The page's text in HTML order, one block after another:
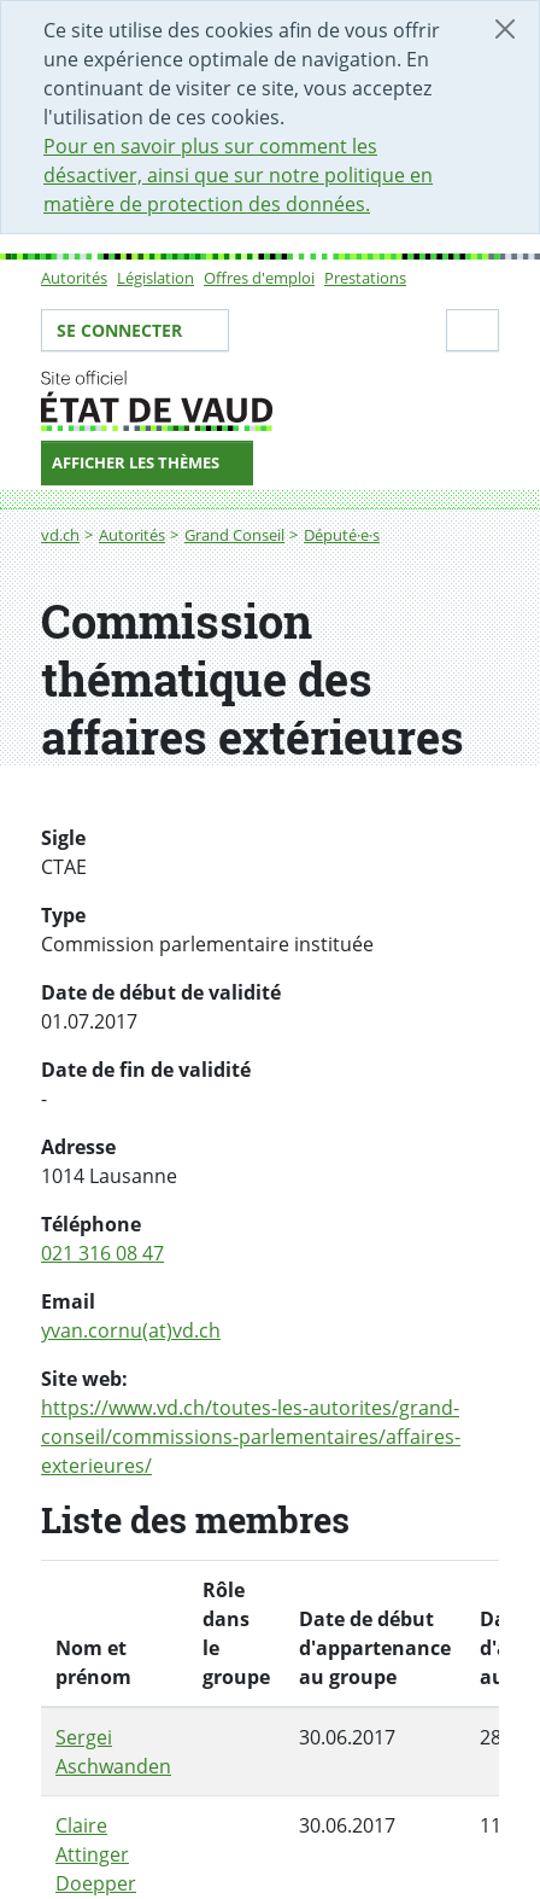
Ce site utilise des cookies afin de vous offrir
une expérience optimale de navigation. En
continuant de visiter ce site, vous acceptez
l'utilisation de ces cookies.
Pour en savoir plus sur comment les
désactiver, ainsi que sur notre politique en
matière de protection des données.
DÉBUT DU CONTENU DE LA PAGE
ACCÈS AU CHAMP DE RECHERCHE
PAGE D'ACCUEIL
FORMULAIRE DE CONTACT
Sous-navigation
Autorités Législation Offres d'emploi Prestations
Votre identité
SE CONNECTER
AFFICHER LES THÈMES
Fil d'Ariane
vd.ch Autorités Grand Conseil Député·e·s
Commission
thématique des
affaires extérieures
Sigle
CTAE
Type
Commission parlementaire instituée
Date de début de validité
01.07.2017
Date de fin de validité
-
Adresse
1014 Lausanne
Téléphone
021 316 08 47
Email
yvan.cornu(at)vd.ch
Site web:
https://www.vd.ch/toutes-les-autorites/grand-
conseil/commissions-parlementaires/affaires-
exterieures/
Liste des membres
Nom et
prénom
Rôle
dans
le
groupe
Date de début
d'appartenance
au groupe
Date
au
Sergei
Aschwanden
30.06.2017
Claire
Attinger
Doepper
30.06.2017